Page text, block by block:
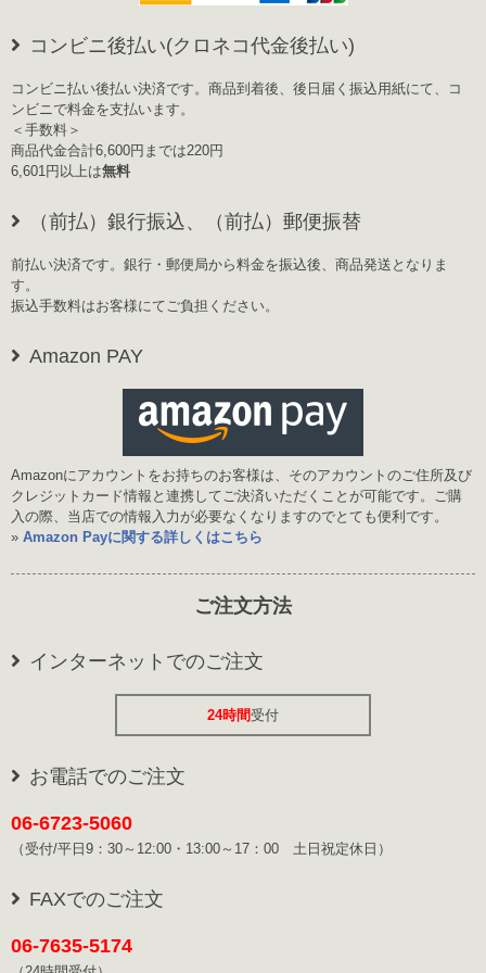
コンビニ後払い(クロネコ代金後払い)
コンビニ払い後払い決済です。商品到着後、後日届く振込用紙にて、コ
ンビニで料金を支払います。
＜手数料＞
商品代金合計6,600円までは220円
6,601円以上は無料
（前払）銀行振込、（前払）郵便振替
前払い決済です。銀行・郵便局から料金を振込後、商品発送となりま
す。
振込手数料はお客様にてご負担ください。
Amazon PAY
Amazonにアカウントをお持ちのお客様は、そのアカウントのご住所及び
クレジットカード情報と連携してご決済いただくことが可能です。ご購
入の際、当店での情報入力が必要なくなりますのでとても便利です。
» Amazon Payに関する詳しくはこちら
ご注文方法
インターネットでのご注文
24時間受付
お電話でのご注文
06-6723-5060
（受付/平日9：30～12:00・13:00～17：00 土日祝定休日）
FAXでのご注文
06-7635-5174